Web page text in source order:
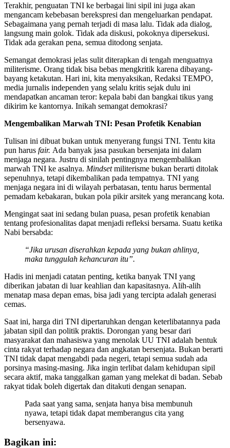
Terakhir, penguatan TNI ke berbagai lini sipil ini juga akan
mengancam kebebasan berekspresi dan mengeluarkan pendapat.
Sebagaimana yang pernah terjadi di masa lalu. Tidak ada dialog,
langsung main golok. Tidak ada diskusi, pokoknya dipersekusi.
Tidak ada gerakan pena, semua ditodong senjata.
Semangat demokrasi jelas sulit diterapkan di tengah menguatnya
militerisme. Orang tidak bisa bebas mengkritik karena dibayang-
bayang ketakutan. Hari ini, kita menyaksikan, Redaksi TEMPO,
media jurnalis independen yang selalu kritis sejak dulu ini
mendapatkan ancaman teror: kepala babi dan bangkai tikus yang
dikirim ke kantornya. Inikah semangat demokrasi?
Mengembalikan Marwah TNI: Pesan Profetik Kenabian
Tulisan ini dibuat bukan untuk menyerang fungsi TNI. Tentu kita
pun harus fair. Ada banyak jasa pasukan bersenjata ini dalam
menjaga negara. Justru di sinilah pentingnya mengembalikan
marwah TNI ke asalnya. Mindsetmiliterisme bukan berarti ditolak
sepenuhnya, tetapi dikembalikan pada tempatnya. TNI yang
menjaga negara ini di wilayah perbatasan, tentu harus bermental
pemadam kebakaran, bukan pola pikir arsitek yang merancang kota.
Mengingat saat ini sedang bulan puasa, pesan profetik kenabian
tentang profesionalitas dapat menjadi refleksi bersama. Suatu ketika
Nabi bersabda:
“Jika urusan diserahkan kepada yang bukan ahlinya,
maka tunggulah kehancuran itu”.
Hadis ini menjadi catatan penting, ketika banyak TNI yang
diberikan jabatan di luar keahlian dan kapasitasnya. Alih-alih
menatap masa depan emas, bisa jadi yang tercipta adalah generasi
cemas.
Saat ini, harga diri TNI dipertaruhkan dengan keterlibatannya pada
jabatan sipil dan politik praktis. Dorongan yang besar dari
masyarakat dan mahasiswa yang menolak UU TNI adalah bentuk
cinta rakyat terhadap negara dan angkatan bersenjata. Bukan berarti
TNI tidak dapat mengabdi pada negeri, tetapi semua sudah ada
porsinya masing-masing. Jika ingin terlibat dalam kehidupan sipil
secara aktif, maka tanggalkan gaman yang melekat di badan. Sebab
rakyat tidak boleh digertak dan ditakuti dengan senapan.
Pada saat yang sama, senjata hanya bisa membunuh
nyawa, tetapi tidak dapat memberangus cita yang
bersenyawa.
Bagikan ini: